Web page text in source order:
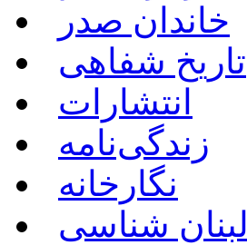
خاندان صدر
تاریخ شفاهی
انتشارات
زندگی‌نامه
نگارخانه
لبنان شناسی